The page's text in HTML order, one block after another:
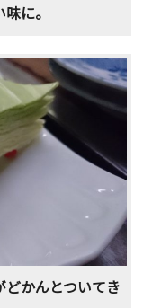
に。
かんとついてき